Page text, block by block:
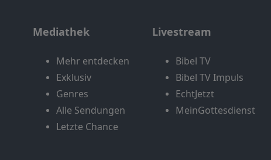
Mediathek
Mehr entdecken
Exklusiv
Genres
Alle Sendungen
Letzte Chance
Livestream
Bibel TV
Bibel TV Impuls
EchtJetzt
MeinGottesdienst